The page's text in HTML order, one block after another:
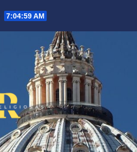
7:05:00 AM